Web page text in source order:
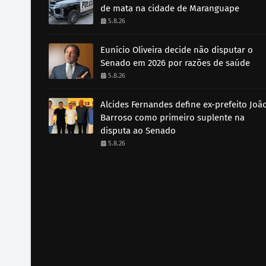
de mata na cidade de Maranguape
5.8.26
Eunício Oliveira decide não disputar o
Senado em 2026 por razões de saúde
5.8.26
Alcides Fernandes define ex-prefeito
Barroso como primeiro suplente na
disputa ao Senado
5.8.26